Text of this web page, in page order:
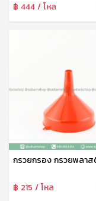
฿ 444 / โหล
฿ 215 / โหล